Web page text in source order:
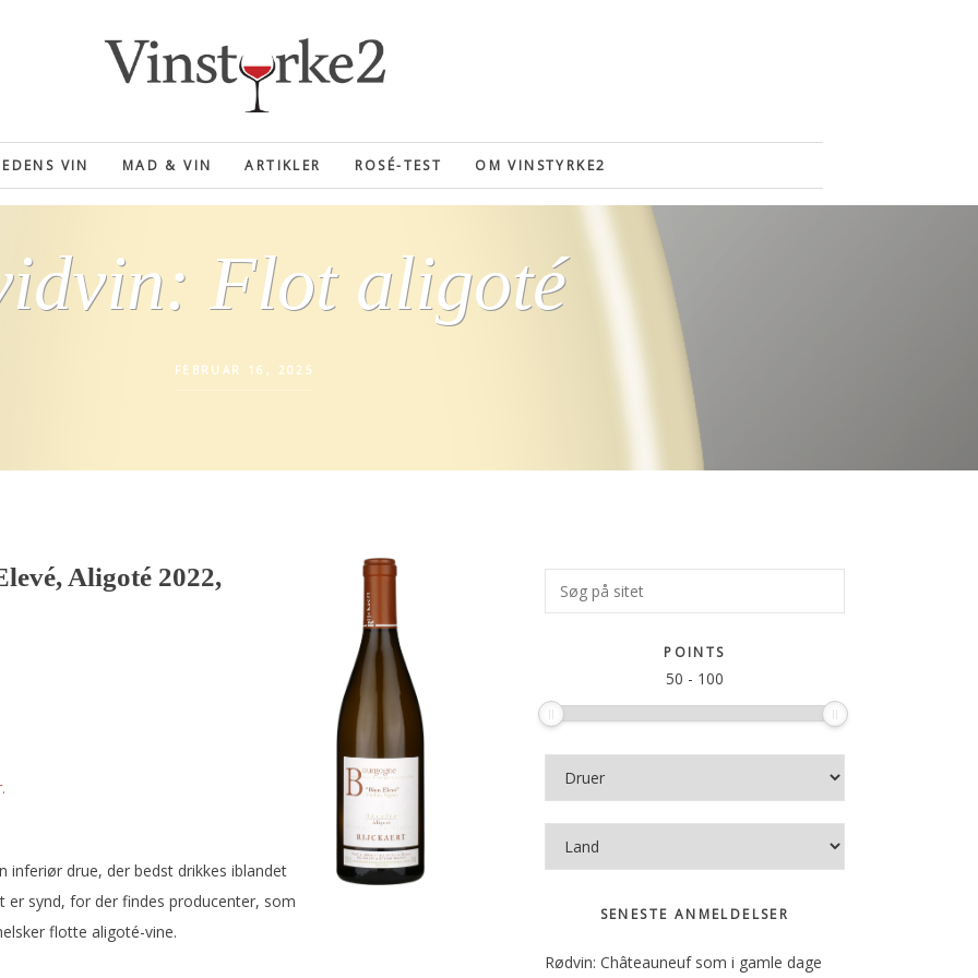
VIN MAD & VIN ARTIKLER ROSÉ-TEST OM VINSTYRKE2
Flot aligoté
FEBRUAR 16, 2025
Aligoté 2022,
drue, der bedst drikkes iblandet
er synd, for der findes producenter, som
flotte aligoté-vine.
Primær
Sidebar
Søg
på
POINTS
50 - 100
SENESTE ANMELDELSER
Rødvin: Châteauneuf som i gamle dage